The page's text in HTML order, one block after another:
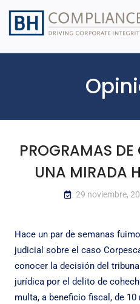
PROGRAMAS
UNA MIRADA
29 noviembre,
Hace un par de semanas
judicial sobre el caso
conocer la decisión del
jurídica por el delito de
multa, a beneficio fiscal, de